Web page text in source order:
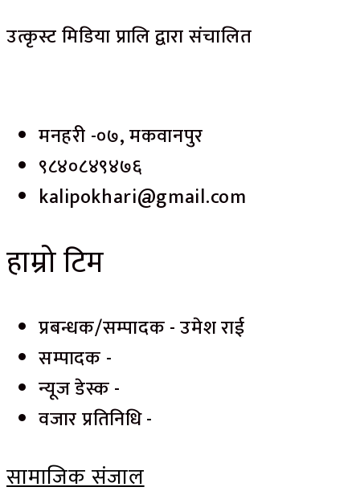
उत्कृस्ट मिडिया प्रालि द्वारा संचालित
मनहरी -०७, मकवानपुर
९८४०८४९४७६
kalipokhari@gmail.com
हाम्रो टिम
प्रबन्धक/सम्पादक - उमेश राई
सम्पादक -
न्यूज डेस्क -
वजार प्रतिनिधि -
सामाजिक संजाल